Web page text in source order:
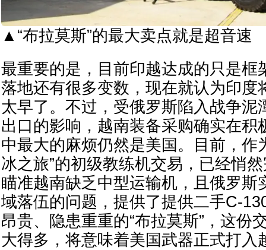
▲“布拉莫斯”的最大卖点就是超音速
最重要的是，目前印越达成的只是框
落地还有很多变数，现在就认为印度
太早了。不过，受俄罗斯陷入战争泥
出口的影响，越南装备采购确实在积
中最大的麻烦仍然是美国。目前，作
冰之旅”的初级教练机交易，已经悄
瞄准越南缺乏中型运输机，且俄罗斯
域落伍的问题，提供了提供二手C-
昂贵、隐患重重的“布拉莫斯”，这份
大得多，将意味着美国武器正式打入